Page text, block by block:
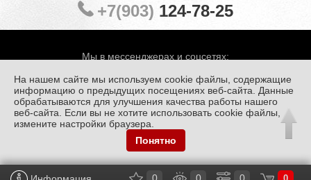
Мы в мессенджерах и соцсетях:
+7(903) 124-78-25
© «Тюнинг Спорт» 1998 — 2026
Политика конфиденциальности
Обработка персональных данных
На нашем сайте мы используем cookie файлы, содержащие
информацию о предыдущих посещениях веб-сайта. Данные
обрабатываются для улучшения качества работы нашего
веб-сайта. Если вы не хотите использовать cookie файлы,
измените настройки браузера.
Понятно